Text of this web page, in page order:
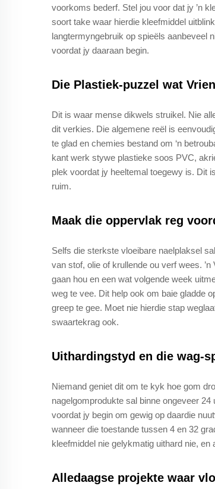
voorkoms bederf. Stel jou voor dat jy ’n
soort take waar hierdie kleefmiddel
langtermyngebruik op spieëls aanbeveel
voordat jy daaraan begin.
Die Plastiek-puzzel wat
Dit is waar mense dikwels struikel. Nie
dit verkies. Die algemene reël is
te glad en chemies bestand om ‘n
kant werk stywe plastieke soos PVC,
plek voordat jy heeltemal toegewy is. Dit
ruim.
Maak die oppervlak reg
Selfs die sterkste vloeibare naelplaksel
van stof, olie of krullende ou verf wees.
gaan hou en een wat volgende week
weg te vee. Dit help ook om baie gladde
greep te gee. Moet nie hierdie stap
swaartekrag ook.
Uithardingstyd en die wag-
Niemand geniet dit om te kyk hoe gom
nagelgomprodukte sal binne ongeveer
voordat jy begin om gewig op daardie
wanneer die toestande tussen 4 en 32
kleefmiddel nie gelykmatig uithard nie,
Alledaagse projekte waar